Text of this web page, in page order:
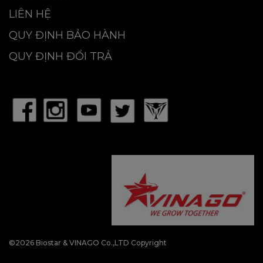
Hotline: 1800.2345.80
LIÊN HỆ
QUY ĐỊNH BẢO HÀNH
QUY ĐỊNH ĐỔI TRẢ
©2026 Biostar & VINAGO Co.,LTD Copyright